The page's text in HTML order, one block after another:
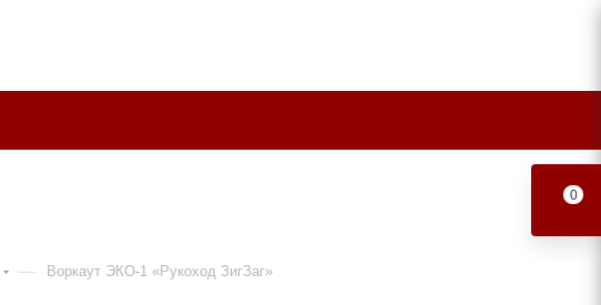
— Воркаут ЭКО-1 «Рукоход ЗигЗаг»
0